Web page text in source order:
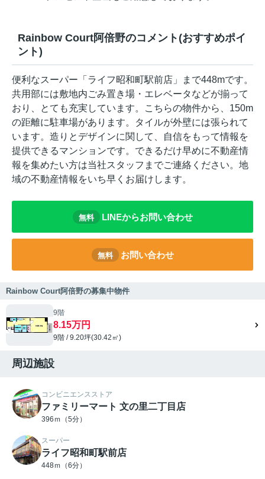
Rainbow Court阿倍野のコメント(おすすめポイ
ント)
便利なスーパー「ライフ昭和町駅前店」まで448mです。
共用部には敷地内ごみ置き場・エレベータなどが揃って
おり、とても充実しています。こちらの物件から、150m
の距離に駐車場があります。タイルが外壁には張られて
います。造りとデザインに関して、自信をもって情報を
提供できるマンションです。できるだけ早めに不動産情
報を集めたい方は当社スタッフまでご連絡ください。地
域の不動産情報をいち早くお届けします。
無料 LINEからお問い合わせ
無料 お問い合わせ
Rainbow Court阿倍野の募集中物件
9階
8.15万円
9階 / 9.20坪(30.42㎡)
周辺施設
コンビニエンスストア
ファミリーマート 文の里二丁目店
396ｍ（5分）
スーパー
ライフ昭和町駅前店
448ｍ（6分）